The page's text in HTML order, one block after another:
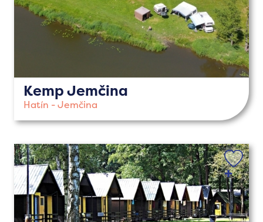
Kemp Jemčina
Hatín - Jemčina